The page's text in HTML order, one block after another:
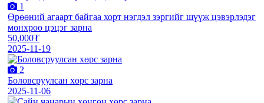
1
Өрөөний агаарт байгаа хорт нэгдэл зэргийг шүүж цэвэрлэдэг
мөнхрөө цэцэг зарна
50,000₮
2025-11-19
2
Боловсруулсан хөрс зарна
2025-11-06